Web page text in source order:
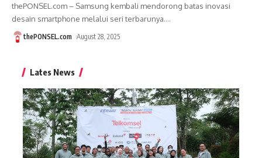
thePONSEL.com – Samsung kembali mendorong batas inovasi
desain smartphone melalui seri terbarunya.…
thePONSEL.com August 28, 2025
Lates News